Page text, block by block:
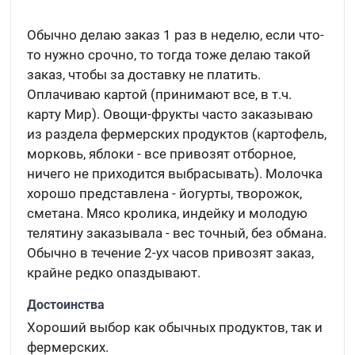
Обычно делаю заказ 1 раз в неделю, если что-
то нужно срочно, то тогда тоже делаю такой
заказ, чтобы за доставку не платить.
Оплачиваю картой (принимают все, в т.ч.
карту Мир). Овощи-фрукты часто заказываю
из раздела фермерских продуктов (картофель,
морковь, яблоки - все привозят отборное,
ничего не приходится выбрасывать). Молочка
хорошо представлена - йогурты, творожок,
сметана. Мясо кролика, индейку и молодую
телятину заказывала - вес точный, без обмана.
Обычно в течение 2-ух часов привозят заказ,
крайне редко опаздывают.
Достоинства
Хороший выбор как обычных продуктов, так и
фермерских.